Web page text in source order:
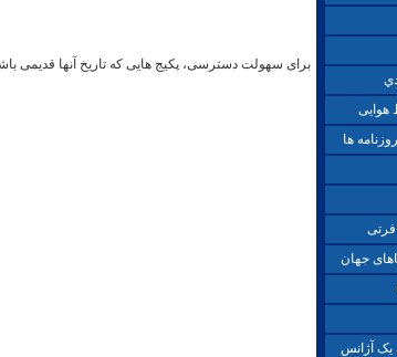
برای سهولت دسترسی، پکیج هایی که تاریخ آنها قدیمی
هوایی
ها
جهان
یک آژانس